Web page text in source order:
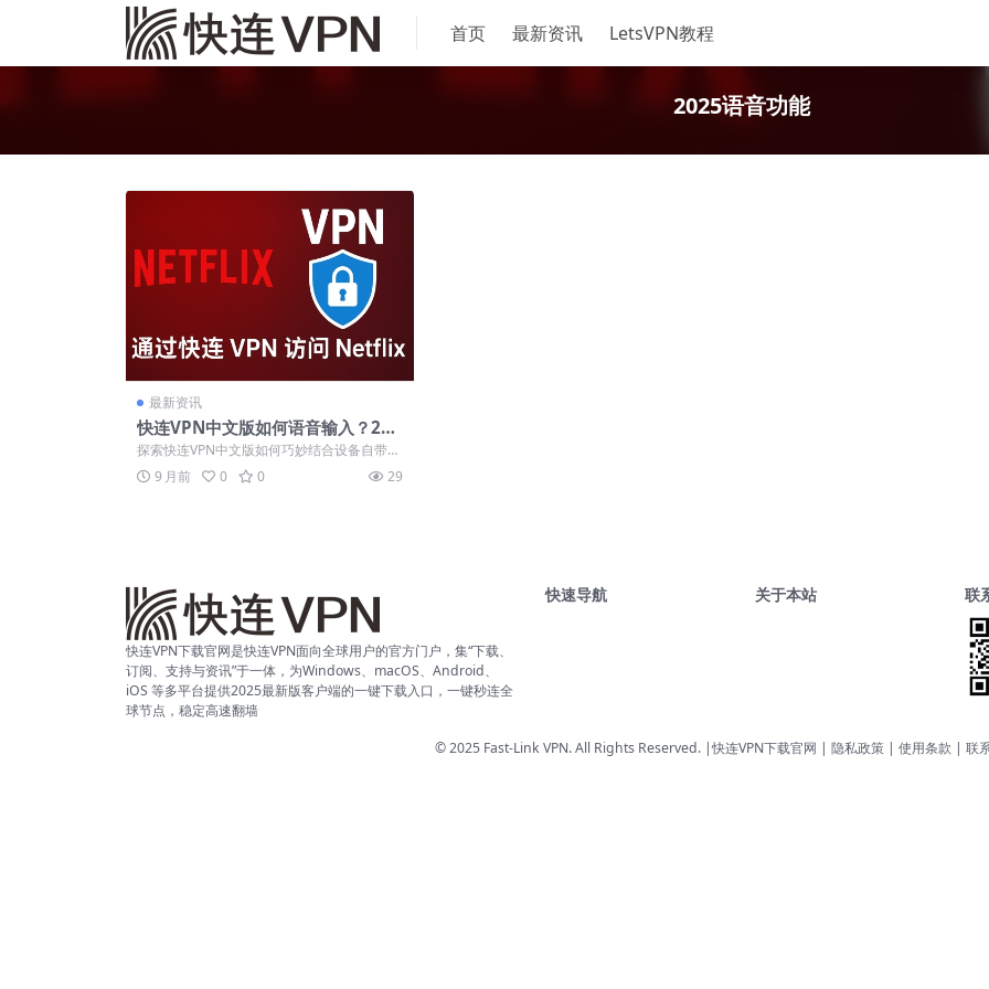
首页 最新资讯 LetsVPN教程
2025语音功能
最新资讯
快连VPN中文版如何语音输入？202
5年AI语音识别功能评测
探索快连VPN中文版如何巧妙结合设备自带语
音输入功能提升操作效率。虽然应用未内置...
9 月前 0 0 29
快连VPN下载官网是快连VPN面向全球用户的官方门户，集“下载、
订阅、支持与资讯”于一体，为Windows、macOS、Android、
iOS 等多平台提供2025最新版客户端的一键下载入口，一键秒连全
球节点，稳定高速翻墙
快速导航 关于本站 联
© 2025 Fast-Link VPN. All Rights Reserved. |快连VPN下载官网 | 隐私政策 | 使用条款 | 联